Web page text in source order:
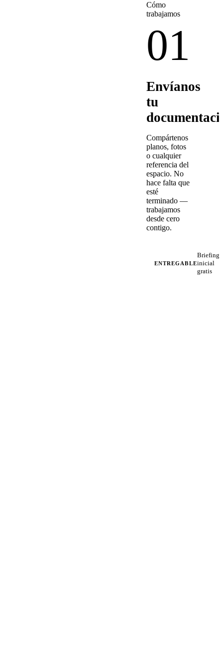
Cómo
trabajamos
01
Envíanos
tu
Compártenos
planos, fotos
o cualquier
referencia del
espacio. No
hace falta que
esté
terminado —
trabajamos
desde cero
contigo.
ENTREGABLE
Briefing
inicial
gratis